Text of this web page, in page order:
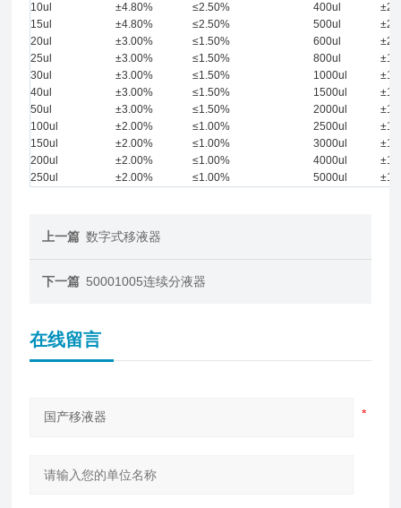
10ul
±4.80% ≤2.50% 400ul
15ul
±4.80% ≤2.50% 500ul
20ul
±3.00% ≤1.50% 600ul
25ul
±3.00% ≤1.50% 800ul
30ul
±3.00% ≤1.50% 1000ul
40ul
±3.00% ≤1.50% 1500ul
50ul
±3.00% ≤1.50% 2000ul
100ul
±2.00% ≤1.00% 2500ul
150ul
±2.00% ≤1.00% 3000ul
200ul
±2.00% ≤1.00% 4000ul
250ul
±2.00% ≤1.00% 5000ul
上一篇 数字式移液器
下一篇 50001005连续分液器
在线留言